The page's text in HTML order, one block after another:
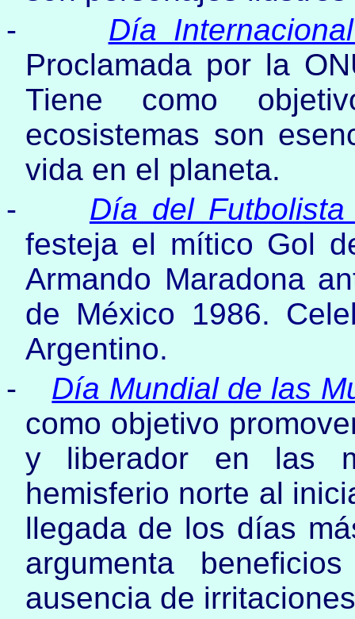
-
Día
Proclamada por la
Tiene como
ecosistemas son
vida en el planeta.
-
Día del Futbolista
festeja el mítico Gol
Armando Maradona
de México 1986.
Argentino.
-
Día Mundial de las
como objetivo
y liberador en las
hemisferio norte al
llegada de los días
argumenta
ausencia de